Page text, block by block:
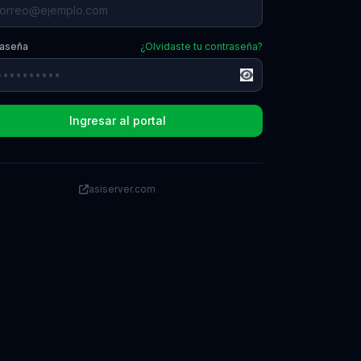
¿Olvidaste tu contraseña?
Ingresar al portal
asiserver.com